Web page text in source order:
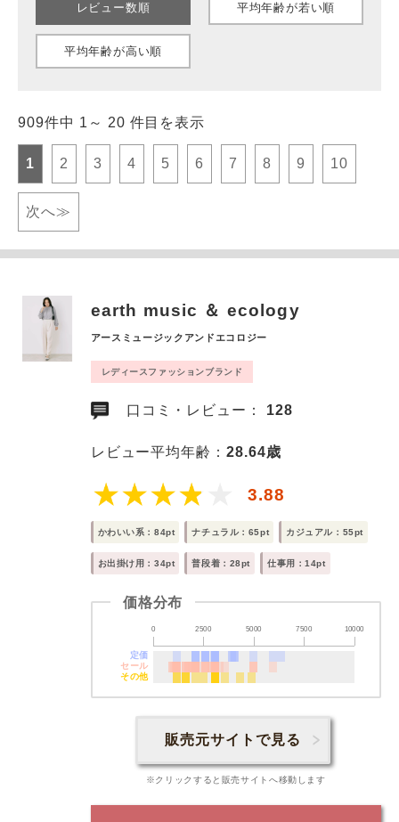
レビュー数順 平均年齢が若い順
平均年齢が高い順
909件中 1～ 20 件目を表示
1 2 3 4 5 6 7 8 9 10
次へ≫
earth music ＆ ecology
アースミュージックアンドエコロジー
レディースファッションブランド
口コミ・レビュー： 128
レビュー平均年齢：28.64歳
3.88
かわいい系：84pt ナチュラル：65pt カジュアル：55pt
お出掛け用：34pt 普段着：28pt 仕事用：14pt
価格分布
0 2500 5000 7500 10000
定価
セール
その他
販売元サイトで見る
※クリックすると販売サイトへ移動します